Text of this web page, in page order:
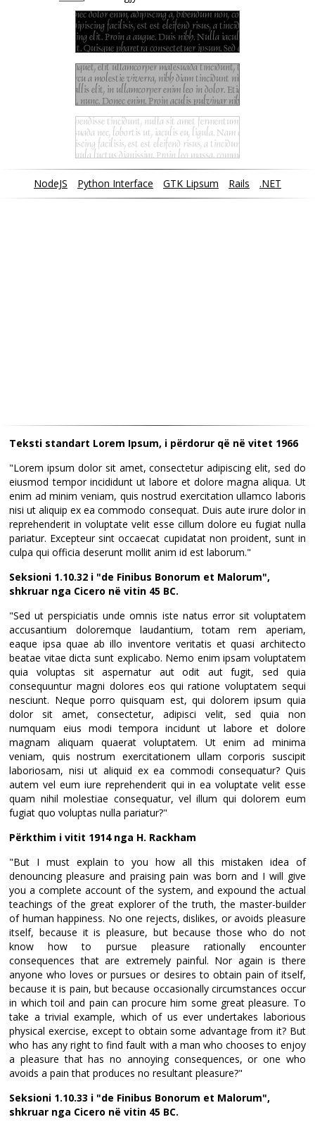
NodeJS Python Interface GTK Lipsum Rails .NET
Teksti standart Lorem Ipsum, i përdorur që në vitet 1966
"Lorem ipsum dolor sit amet, consectetur adipiscing elit, sed do
eiusmod tempor incididunt ut labore et dolore magna aliqua. Ut
enim ad minim veniam, quis nostrud exercitation ullamco laboris
nisi ut aliquip ex ea commodo consequat. Duis aute irure dolor in
reprehenderit in voluptate velit esse cillum dolore eu fugiat nulla
pariatur. Excepteur sint occaecat cupidatat non proident, sunt in
culpa qui officia deserunt mollit anim id est laborum."
Seksioni 1.10.32 i "de Finibus Bonorum et Malorum",
shkruar nga Cicero në vitin 45 BC.
"Sed ut perspiciatis unde omnis iste natus error sit voluptatem
accusantium doloremque laudantium, totam rem aperiam,
eaque ipsa quae ab illo inventore veritatis et quasi architecto
beatae vitae dicta sunt explicabo. Nemo enim ipsam voluptatem
quia voluptas sit aspernatur aut odit aut fugit, sed quia
consequuntur magni dolores eos qui ratione voluptatem sequi
nesciunt. Neque porro quisquam est, qui dolorem ipsum quia
dolor sit amet, consectetur, adipisci velit, sed quia non
numquam eius modi tempora incidunt ut labore et dolore
magnam aliquam quaerat voluptatem. Ut enim ad minima
veniam, quis nostrum exercitationem ullam corporis suscipit
laboriosam, nisi ut aliquid ex ea commodi consequatur? Quis
autem vel eum iure reprehenderit qui in ea voluptate velit esse
quam nihil molestiae consequatur, vel illum qui dolorem eum
fugiat quo voluptas nulla pariatur?"
Përkthim i vitit 1914 nga H. Rackham
"But I must explain to you how all this mistaken idea of
denouncing pleasure and praising pain was born and I will give
you a complete account of the system, and expound the actual
teachings of the great explorer of the truth, the master-builder
of human happiness. No one rejects, dislikes, or avoids pleasure
itself, because it is pleasure, but because those who do not
know how to pursue pleasure rationally encounter
consequences that are extremely painful. Nor again is there
anyone who loves or pursues or desires to obtain pain of itself,
because it is pain, but because occasionally circumstances occur
in which toil and pain can procure him some great pleasure. To
take a trivial example, which of us ever undertakes laborious
physical exercise, except to obtain some advantage from it? But
who has any right to find fault with a man who chooses to enjoy
a pleasure that has no annoying consequences, or one who
avoids a pain that produces no resultant pleasure?"
Seksioni 1.10.33 i "de Finibus Bonorum et Malorum",
shkruar nga Cicero në vitin 45 BC.